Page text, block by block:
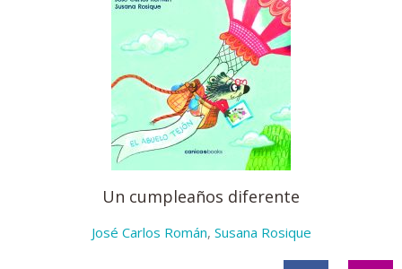
Un cumpleaños diferente
José Carlos Román, Susana Rosique